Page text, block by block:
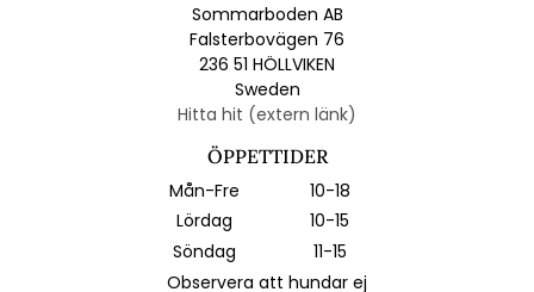
Sommarboden AB
Falsterbovägen 76
236 51 HÖLLVIKEN
Sweden
Hitta hit (extern länk)
ÖPPETTIDER
Mån-Fre
10-18
Lördag
10-15
Söndag
11-15
Observera att hundar ej